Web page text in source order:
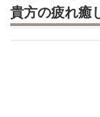
貴方の疲れ癒